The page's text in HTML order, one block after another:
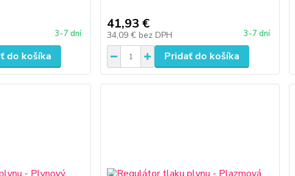
3-7 dní
do košíka
41,93 €
34,09 € bez DPH 3-7 dní
Pridať do košíka